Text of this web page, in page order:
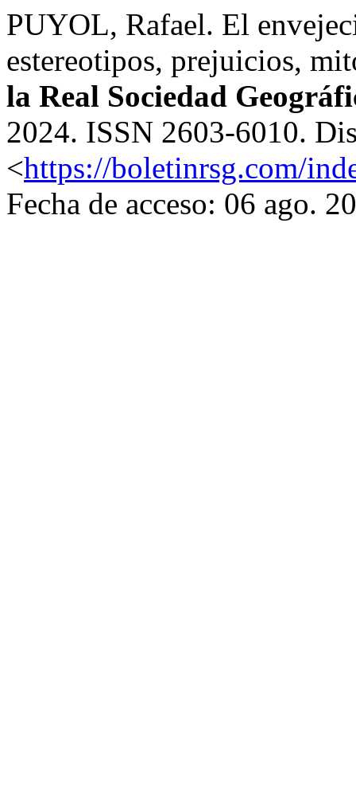
PUYOL, Rafael. El
estereotipos, prejuicios,
la Real Sociedad
2024. ISSN 2603-6010.
<https://boletinrsg.com/
Fecha de acceso: 06 ago.